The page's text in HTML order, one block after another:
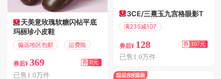
天美意玫瑰软糖闪钻平底
玛丽珍小皮鞋
偏远地区包邮 运费险
券后¥ 369 券 0元
已售1.0万件
3CE/三熹玉九宫格眼影T
满235减107
券后¥ 128 券 107元
已售1.0万件